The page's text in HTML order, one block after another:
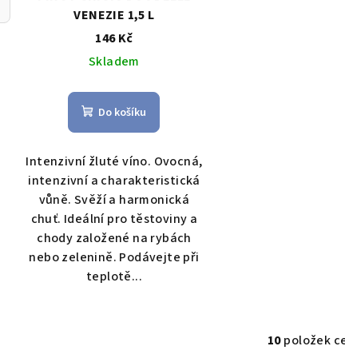
VENEZIE 1,5 L
146 Kč
Skladem
Do košíku
Intenzivní žluté víno. Ovocná,
intenzivní a charakteristická
vůně. Svěží a harmonická
chuť. Ideální pro těstoviny a
chody založené na rybách
nebo zelenině. Podávejte při
teplotě...
O
10položek